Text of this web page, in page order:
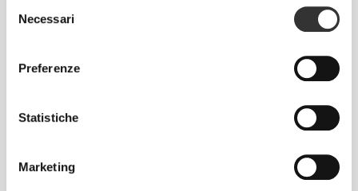
delNecessari
Preferenze
Statistiche
Marketing
Nutzer Bar - Anacardi e
Nutzer Bar - Anacardi,
Cioccolato Bianco e Lamponi